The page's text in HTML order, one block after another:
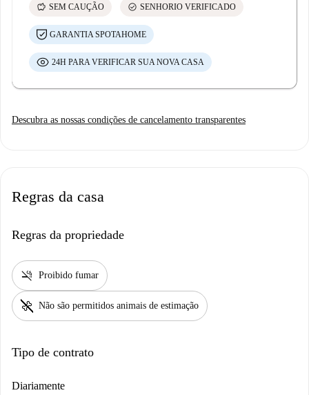
savings SEM CAUÇÃO check_circle SENHORIO VERIFICADO
GARANTIA SPOTAHOME
24H PARA VERIFICAR SUA NOVA CASA
Descubra as nossas condições de cancelamento transparentes
Regras da casa
Regras da propriedade
smoke_free Proibido fumar
pet_supplies Não são permitidos animais de estimação
Tipo de contrato
Diariamente